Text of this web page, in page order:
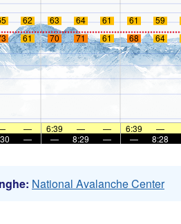
62 63 64 61 61 59
61 70 71 61 68 64
— 6:39 — — 6:39 —
— — 8:29 — — 8:28
National Avalanche Center